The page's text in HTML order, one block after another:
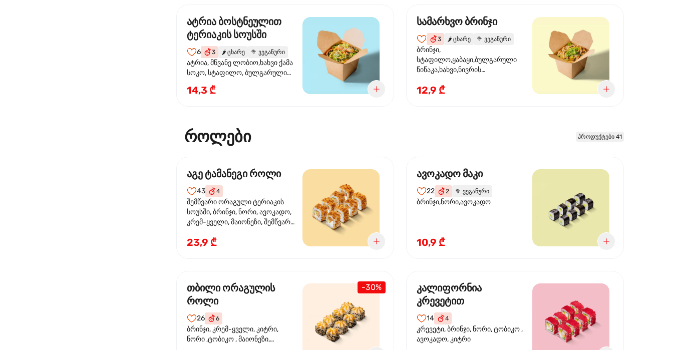
ატრია ბოსტნეულით
ტერიაკის სოუსში
6 3 🌶️ ცხარე 🥦 ვეგანური
ატრია, მწვანე ლობიო,ხახვი ქამა
სოკო, სტაფილო, ბულგარული
ტერიაკის სოუსი, ყაბაყი
14,3 ₾
სამარხვო ბრინჯი
3 🌶️ ცხარე 🥦 ვეგანური
ბრინჯი,
სტაფილო,ყაბაყი,ბულგარული
წიწაკა,ხახვი,ნივრის
სოუსი., მწვანე ხახვი,სეზამის
12,9 ₾
როლები პროდუქტები 41
აგე ტამანეგი როლი
43 4
შემწვარი ორაგული ტერიაკის
სოუსში, ბრინჯი, ნორი, ავოკადო,
კრემ-ყველი, მაიონეზი, შემწვარი
23,9 ₾
ავოკადო მაკი
22 2 🥦 ვეგანური
ბრინჯი,ნორი,ავოკადო
10,9 ₾
-30%
თბილი ორაგულის
როლი
26 6
ბრინჯი, კრემ-ყველი, კიტრი,
ნორი ,ტობიკო , მაიონეზი,
კალიფორნია
კრევეტით
14 4
კრევეტი, ბრინჯი, ნორი, ტობიკო ,
ავოკადო, კიტრი